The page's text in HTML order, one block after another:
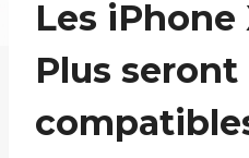
Les iPhone
Plus seront